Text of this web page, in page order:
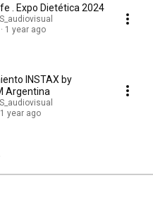
. Expo Dietética 2024
1 year ago
INSTAX by
Argentina
1 year ago